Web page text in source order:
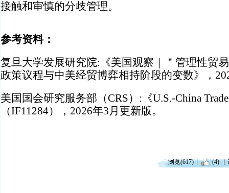
接触和审慎的分歧管理。
参考资料：
复旦大学发展研究院:《美国观察｜＂管理性贸
政策议程与中美经贸博弈相持阶段的变数》，
美国国会研究服务部（CRS）:《U.S.-China
（IF11284），2026年3月更新版。
浏览(617) (4)